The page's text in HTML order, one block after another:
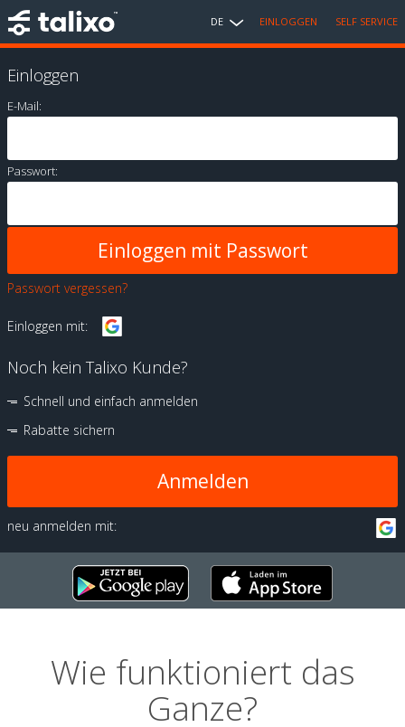
DE EINLOGGEN SELF SERVICE
Einloggen
E-Mail:
Passwort:
Passwort vergessen?
Einloggen mit:
Noch kein Talixo Kunde?
Schnell und einfach anmelden
Rabatte sichern
Anmelden
neu anmelden mit:
Wie funktioniert das
Ganze?